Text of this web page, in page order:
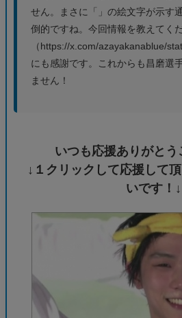
せん。まさに「」の絵文字が示す
倒的ですね。今回情報を教えてく
（https://x.com/azayakanablue/
にも感謝です。これからも昌磨選
ません！
いつも応援ありがとう
↓１クリックして応援して
いです！↓